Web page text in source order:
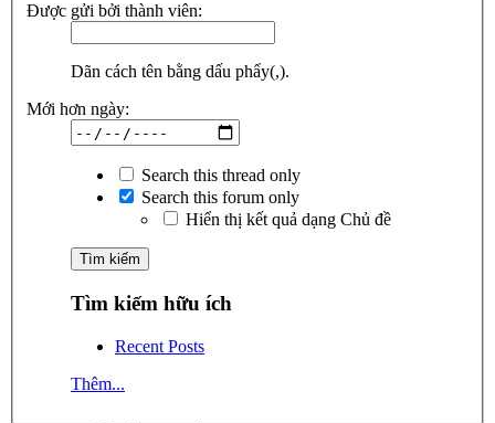
Được gửi bởi thành viên:
Dãn cách tên bằng dấu phẩy(,).
Mới hơn ngày:
Search this thread only
Search this forum only
Hiển thị kết quả dạng Chủ đề
Tìm kiếm hữu ích
Recent Posts
Thêm...